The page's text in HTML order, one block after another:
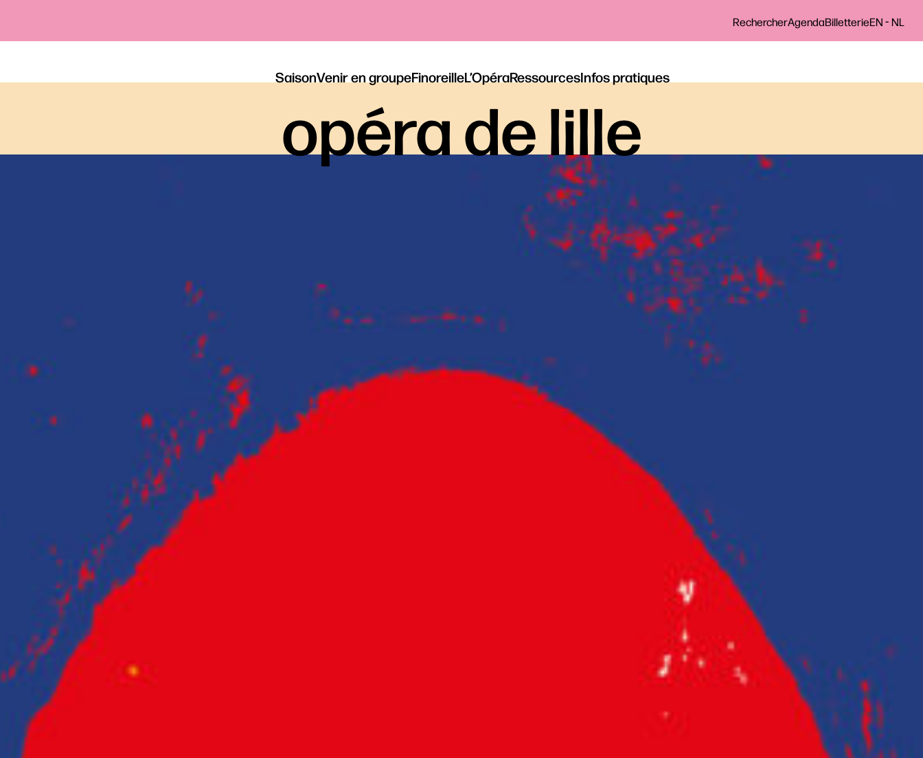
RechercherAgendaBilletterieEN-NL
SaisonVenir en groupeFinoreilleL’OpéraRessourcesInfos pratiques
opéra de lille